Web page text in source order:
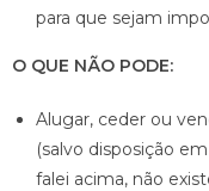
para que sejam
O QUE NÃO PODE:
Alugar, ceder ou
(salvo disposição
falei acima, não